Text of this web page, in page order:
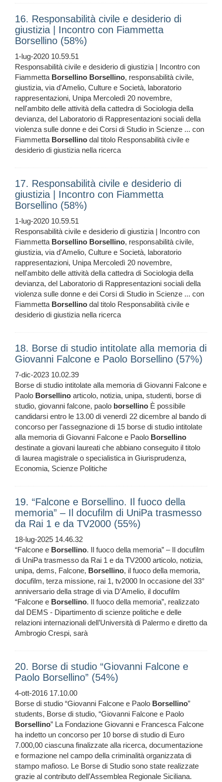
16. Responsabilità civile e desiderio di
giustizia | Incontro con Fiammetta
Borsellino (58%)
1-lug-2020 10.59.51
Responsabilità civile e desiderio di giustizia | Incontro con
Fiammetta Borsellino Borsellino, responsabilità civile,
giustizia, via d'Amelio, Culture e Società, laboratorio
rappresentazioni, Unipa Mercoledì 20 novembre,
nell'ambito delle attività della cattedra di Sociologia della
devianza, del Laboratorio di Rappresentazioni sociali della
violenza sulle donne e dei Corsi di Studio in Scienze ... con
Fiammetta Borsellino dal titolo Responsabilità civile e
desiderio di giustizia nella ricerca
17. Responsabilità civile e desiderio di
giustizia | Incontro con Fiammetta
Borsellino (58%)
1-lug-2020 10.59.51
Responsabilità civile e desiderio di giustizia | Incontro con
Fiammetta Borsellino Borsellino, responsabilità civile,
giustizia, via d'Amelio, Culture e Società, laboratorio
rappresentazioni, Unipa Mercoledì 20 novembre,
nell'ambito delle attività della cattedra di Sociologia della
devianza, del Laboratorio di Rappresentazioni sociali della
violenza sulle donne e dei Corsi di Studio in Scienze ... con
Fiammetta Borsellino dal titolo Responsabilità civile e
desiderio di giustizia nella ricerca
18. Borse di studio intitolate alla memoria di
Giovanni Falcone e Paolo Borsellino (57%)
7-dic-2023 10.02.39
Borse di studio intitolate alla memoria di Giovanni Falcone e
Paolo Borsellino articolo, notizia, unipa, studenti, borse di
studio, giovanni falcone, paolo borsellino È possibile
candidarsi entro le 13.00 di venerdì 22 dicembre al bando di
concorso per l’assegnazione di 15 borse di studio intitolate
alla memoria di Giovanni Falcone e Paolo Borsellino
destinate a giovani laureati che abbiano conseguito il titolo
di laurea magistrale o specialistica in Giurisprudenza,
Economia, Scienze Politiche
19. “Falcone e Borsellino. Il fuoco della
memoria” – Il docufilm di UniPa trasmesso
da Rai 1 e da TV2000 (55%)
18-lug-2025 14.46.32
“Falcone e Borsellino. Il fuoco della memoria” – Il docufilm
di UniPa trasmesso da Rai 1 e da TV2000 articolo, notizia,
unipa, dems, Falcone, Borsellino, il fuoco della memoria,
docufilm, terza missione, rai 1, tv2000 In occasione del 33°
anniversario della strage di via D’Amelio, il docufilm
“Falcone e Borsellino. Il fuoco della memoria”, realizzato
dal DEMS - Dipartimento di scienze politiche e delle
relazioni internazionali dell’Università di Palermo e diretto da
Ambrogio Crespi, sarà
20. Borse di studio “Giovanni Falcone e
Paolo Borsellino” (54%)
4-ott-2016 17.10.00
Borse di studio “Giovanni Falcone e Paolo Borsellino”
students, Borse di studio, “Giovanni Falcone e Paolo
Borsellino” La Fondazione Giovanni e Francesca Falcone
ha indetto un concorso per 10 borse di studio di Euro
7.000,00 ciascuna finalizzate alla ricerca, documentazione
e formazione nel campo della criminalità organizzata di
stampo mafioso. Le Borse di Studio sono state realizzate
grazie al contributo dell’Assemblea Regionale Siciliana.